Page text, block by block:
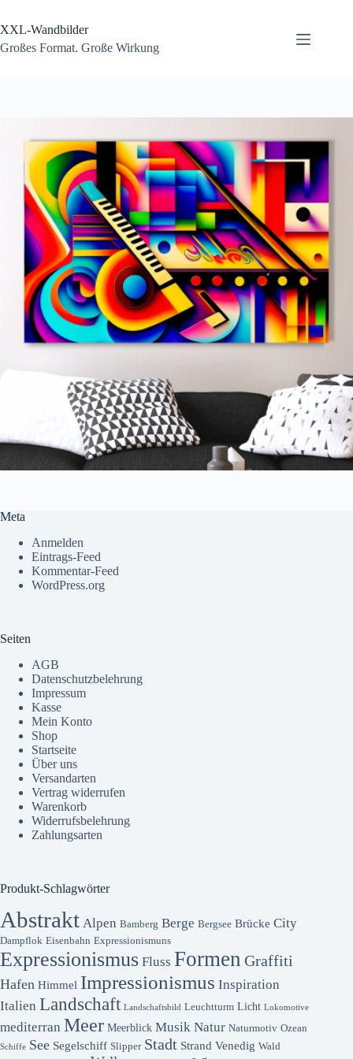
springen
XXL-Wandbilder
Großes Format. Große Wirkung
Meta
Anmelden
Eintrags-Feed
Kommentar-Feed
WordPress.org
Seiten
AGB
Datenschutzbelehrung
Impressum
Kasse
Mein Konto
Shop
Startseite
Über uns
Versandarten
Vertrag widerrufen
Warenkorb
Widerrufsbelehrung
Zahlungsarten
Produkt-Schlagwörter
Abstrakt Alpen Bamberg Berge Bergsee Brücke City
Dampflok Eisenbahn Expressionismuns
Expressionismus Fluss Formen Graffiti
Hafen Himmel Impressionismus Inspiration
Italien Landschaft Landschaftsbild Leuchtturm Licht Lokomotive
mediterran Meer Meerblick Musik Natur Naturmotiv Ozean
Schiffe See Segelschiff Slipper Stadt Strand Venedig Wald